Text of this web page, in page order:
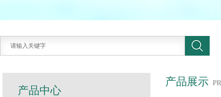
产品展示
产品中心